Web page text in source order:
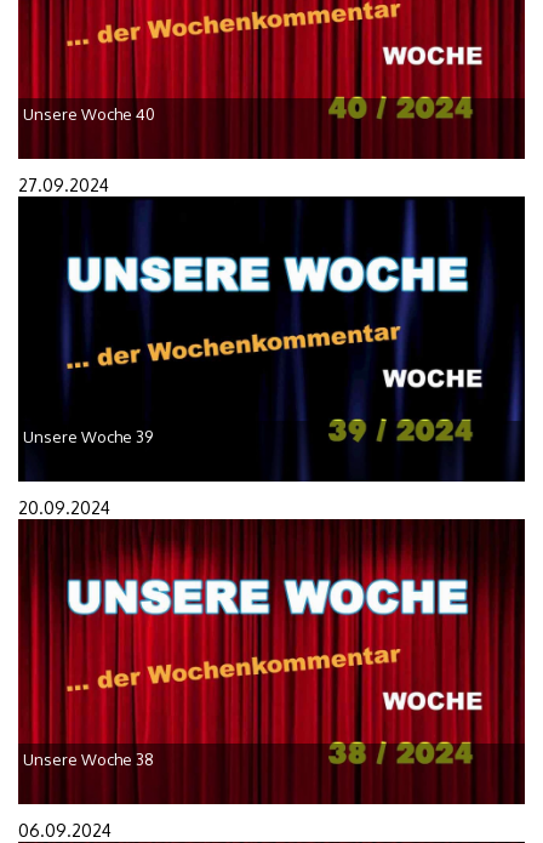
Unsere Woche 40
27.09.2024
Unsere Woche 39
20.09.2024
Unsere Woche 38
06.09.2024